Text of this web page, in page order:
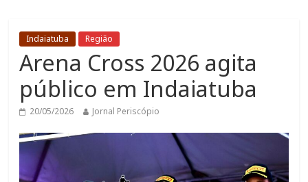
Indaiatuba Região
Arena Cross 2026 agita
público em Indaiatuba
20/05/2026 Jornal Periscópio